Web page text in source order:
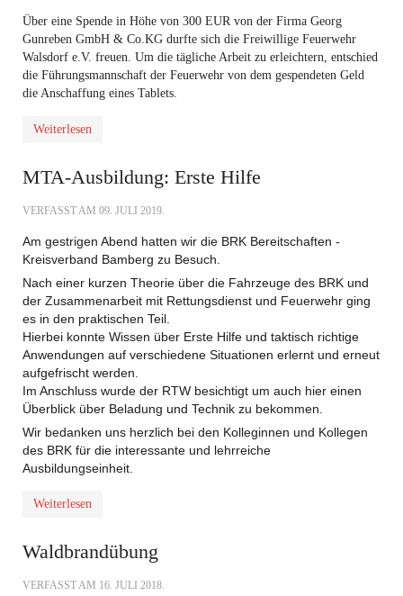
Über eine Spende in Höhe von 300 EUR von der Firma Georg
Gunreben GmbH & Co.KG durfte sich die Freiwillige Feuerwehr
Walsdorf e.V. freuen. Um die tägliche Arbeit zu erleichtern, entschied
die Führungsmannschaft der Feuerwehr von dem gespendeten Geld
die Anschaffung eines Tablets.
Weiterlesen
MTA-Ausbildung: Erste Hilfe
VERFASST AM 09. JULI 2019.
Am gestrigen Abend hatten wir die BRK Bereitschaften -
Kreisverband Bamberg zu Besuch.
Nach einer kurzen Theorie über die Fahrzeuge des BRK und
der Zusammenarbeit mit Rettungsdienst und Feuerwehr ging
es in den praktischen Teil.
Hierbei konnte Wissen über Erste Hilfe und taktisch richtige
Anwendungen auf verschiedene Situationen erlernt und erneut
aufgefrischt werden.
Im Anschluss wurde der RTW besichtigt um auch hier einen
Überblick über Beladung und Technik zu bekommen.
Wir bedanken uns herzlich bei den Kolleginnen und Kollegen
des BRK für die interessante und lehrreiche
Ausbildungseinheit.
Weiterlesen
Waldbrandübung
VERFASST AM 16. JULI 2018.